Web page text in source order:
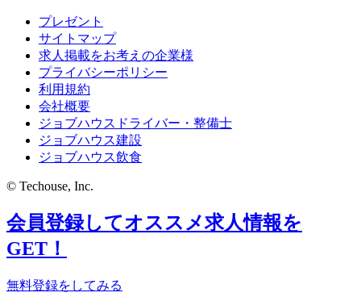
プレゼント
サイトマップ
求人掲載をお考えの企業様
プライバシーポリシー
利用規約
会社概要
ジョブハウスドライバー・整備士
ジョブハウス建設
ジョブハウス飲食
© Techouse, Inc.
会員登録してオススメ求人情報を
GET！
無料登録をしてみる